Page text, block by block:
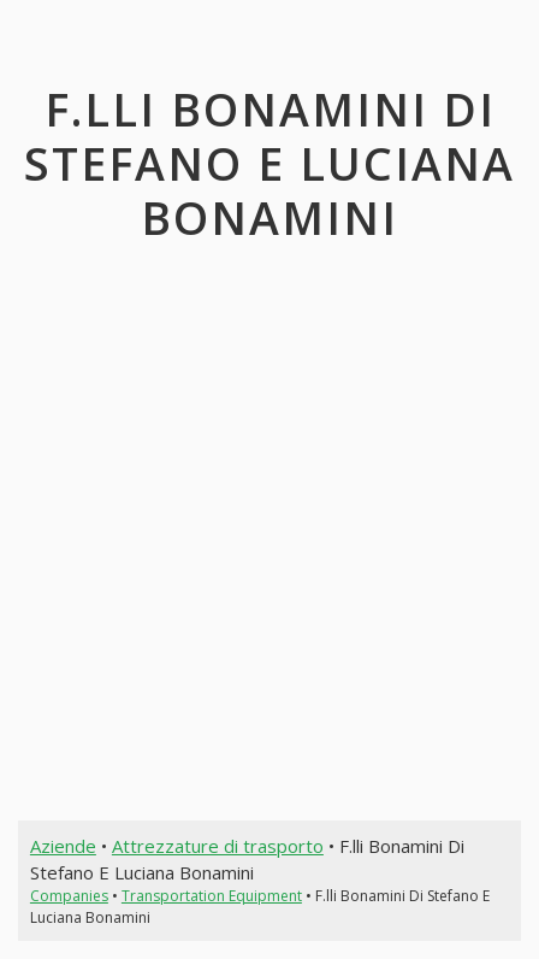
F.LLI BONAMINI DI
STEFANO E LUCIANA
BONAMINI
Aziende • Attrezzature di trasporto • F.lli Bonamini Di
Stefano E Luciana Bonamini
Companies• Transportation Equipment• F.lli Bonamini Di Stefano E
Luciana Bonamini